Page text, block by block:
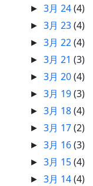
►3月 24(4)
►3月 23(4)
►3月 22(4)
►3月 21(3)
►3月 20(4)
►3月 19(3)
►3月 18(4)
►3月 17(2)
►3月 16(3)
►3月 15(4)
►3月 14(4)